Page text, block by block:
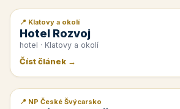
📰 PR článek
📍 Klatovy a okolí
Hotel Rozvoj
hotel · Klatovy a okolí
Číst článek →
📰 PR článek
📍 NP České Švýcarsko